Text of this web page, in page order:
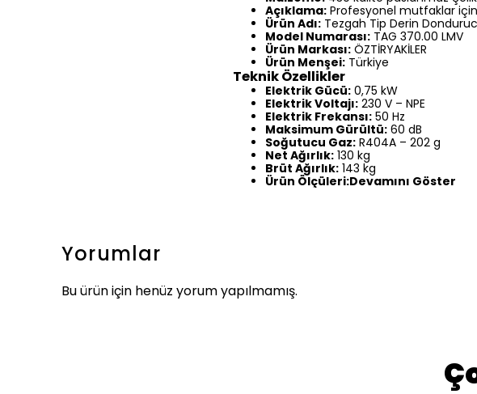
Açıklama: Profesyonel mutfaklar
Ürün Adı: Tezgah Tip Derin
Model Numarası: TAG 370.00 LMV
Ürün Markası: ÖZTİRYAKİLER
Ürün Menşei: Türkiye
Teknik Özellikler
Elektrik Gücü: 0,75 kW
Elektrik Voltajı: 230 V – NPE
Elektrik Frekansı: 50 Hz
Maksimum Gürültü: 60 dB
Soğutucu Gaz: R404A – 202 g
Net Ağırlık: 130 kg
Brüt Ağırlık: 143 kg
Ürün Ölçüleri:Devamını Göster
Yorumlar
Bu ürün için henüz yorum yapılmamış.